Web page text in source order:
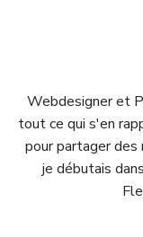
Webdesigner et
tout ce qui s'en
pour partager
je débutais